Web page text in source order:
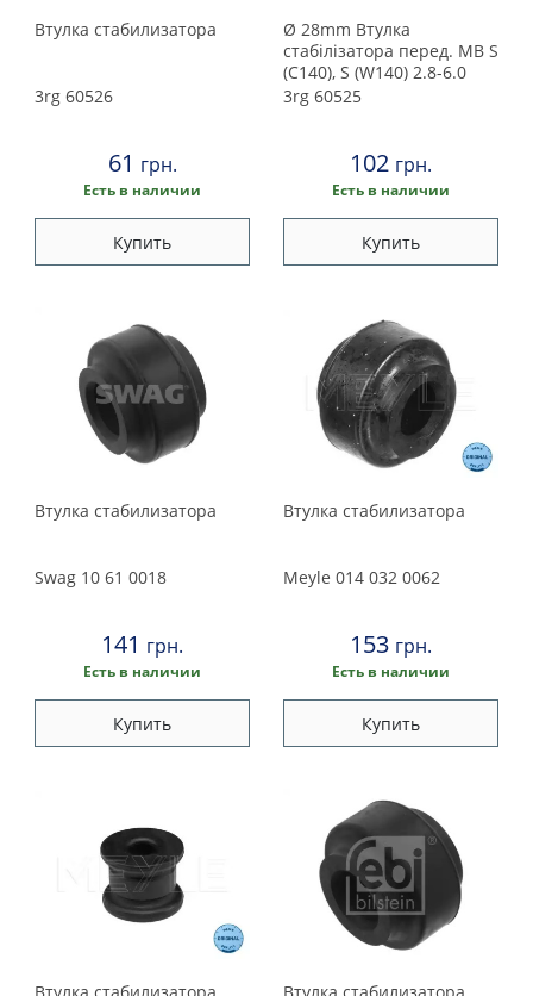
1996
1993
1992
Втулка стабилизатора
3rg 60526
61 грн.
Есть в наличии
Купить
Ø 28mm Втулка
стабілізатора перед. MB S
(C140), S (W140) 2.8-6.0
02.91-02.99
3rg 60525
102 грн.
Есть в наличии
Купить
Втулка стабилизатора
Swag 10 61 0018
141 грн.
Есть в наличии
Купить
Втулка стабилизатора
Meyle 014 032 0062
153 грн.
Есть в наличии
Купить